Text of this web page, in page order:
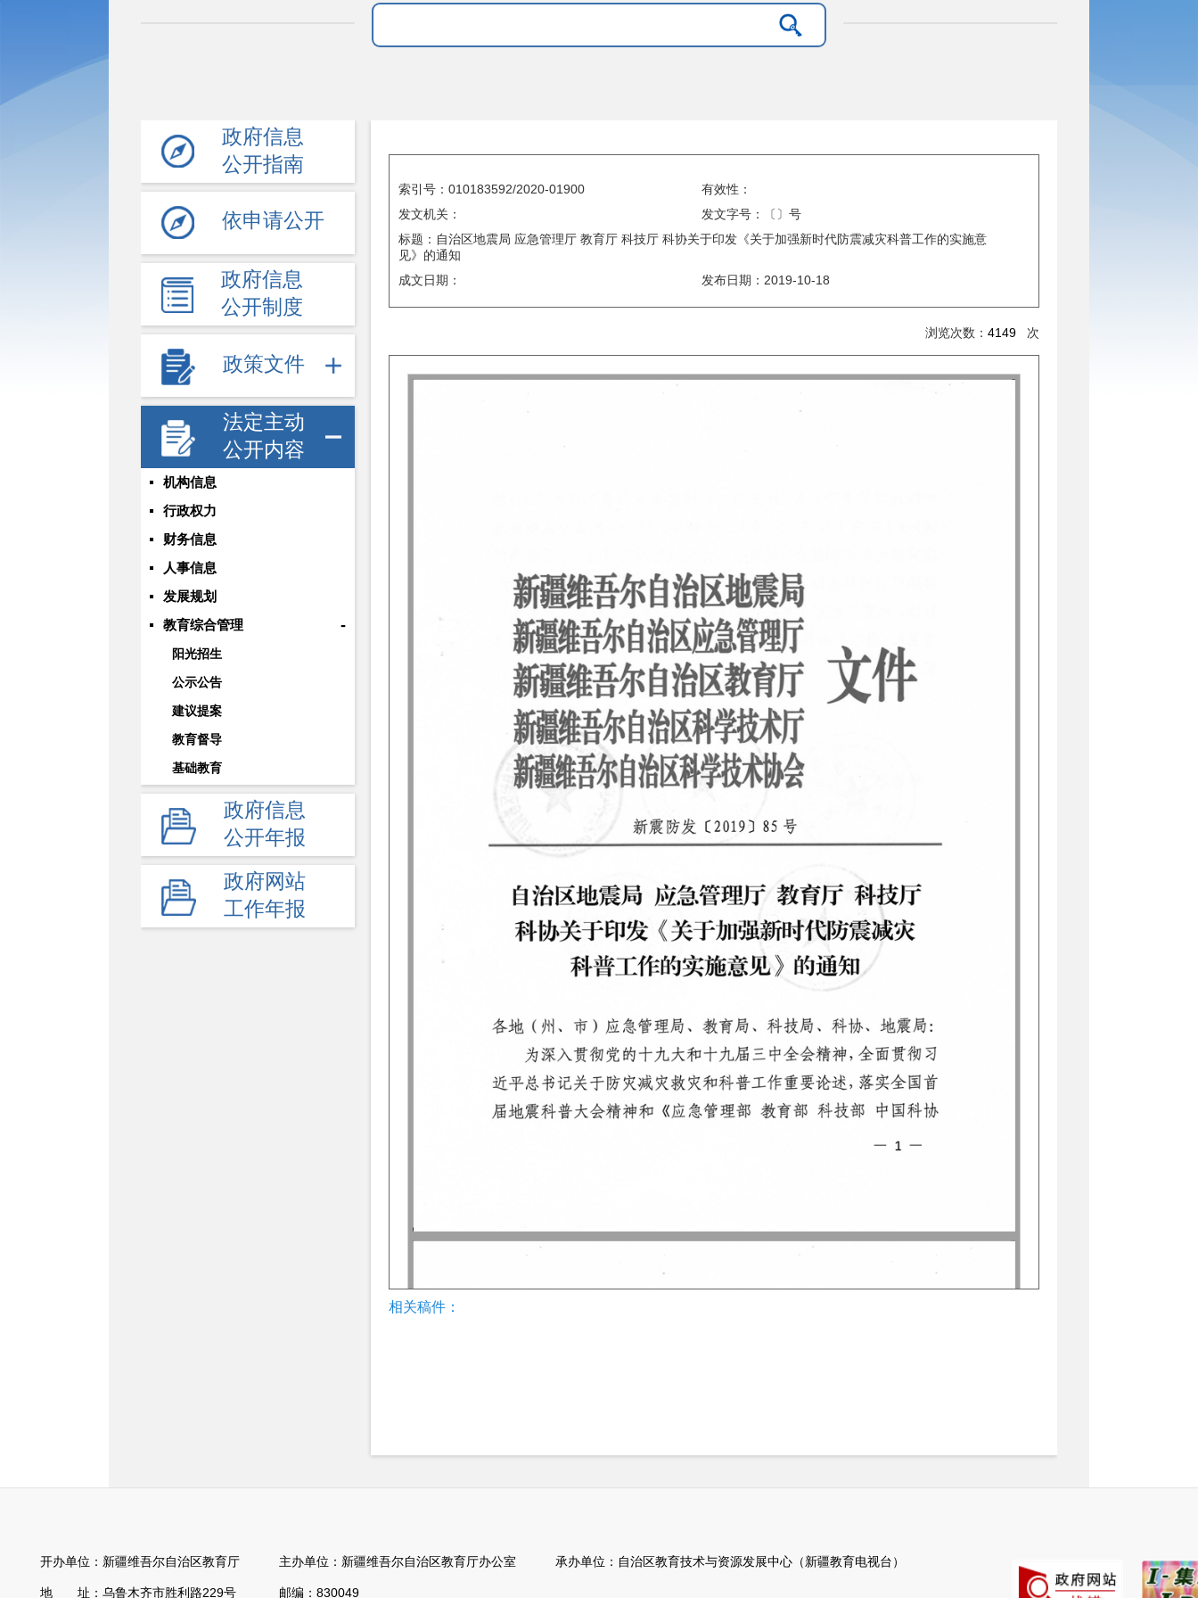
政府信息
公开指南
依申请公开
政府信息
公开制度
政策文件
法定主动
公开内容
机构信息
行政权力
财务信息
人事信息
发展规划
教育综合管理
-
阳光招生
公示公告
建议提案
教育督导
基础教育
职业与成人教育
高等教育
民办教育
教师工作
体育卫生与艺术教育
政府信息
公开年报
政府网站
工作年报
索引号：010183592/2020-01900
有效性：
发文机关：
发文字号：〔〕号
标题：自治区地震局 应急管理厅 教育厅 科技厅 科协关于印发《关于加强新时代防震减灾科普工作的实施意
见》的通知
成文日期：
发布日期： 2019-10-18
浏览次数： 4149 次
相关稿件：
开办单位：新疆维吾尔自治区教育厅 主办单位：新疆维吾尔自治区教育厅办公室 承办单位：自治区教育技术与资源发展中心（新疆教育电视台）
地 址：乌鲁木齐市胜利路229号 邮编：830049